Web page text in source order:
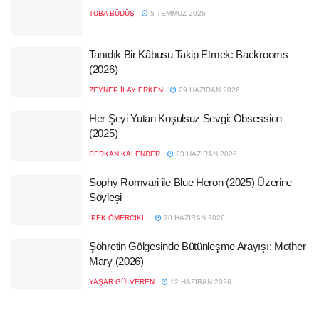
TUBA BÜDÜŞ 5 TEMMUZ 2026
Tanıdık Bir Kâbusu Takip Etmek: Backrooms
(2026)
ZEYNEP İLAY ERKEN 29 HAZIRAN 2026
Her Şeyi Yutan Koşulsuz Sevgi: Obsession
(2025)
SERKAN KALENDER 23 HAZIRAN 2026
Sophy Romvari ile Blue Heron (2025) Üzerine
Söyleşi
İPEK ÖMERCIKLI 20 HAZIRAN 2026
Şöhretin Gölgesinde Bütünleşme Arayışı: Mother
Mary (2026)
YAŞAR GÜLVEREN 12 HAZIRAN 2026